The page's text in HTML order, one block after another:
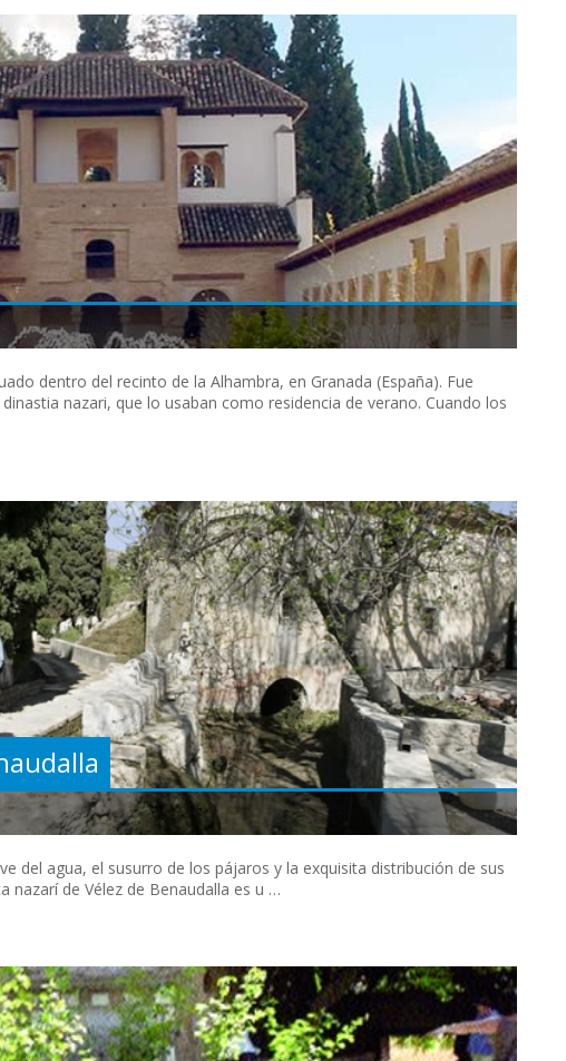
dentro del recinto de la Alhambra, en Granada (España). Fue
nazari, que lo usaban como residencia de verano. Cuando los
del agua, el susurro de los pájaros y la exquisita distribución de sus
nazarí de Vélez de Benaudalla es u …